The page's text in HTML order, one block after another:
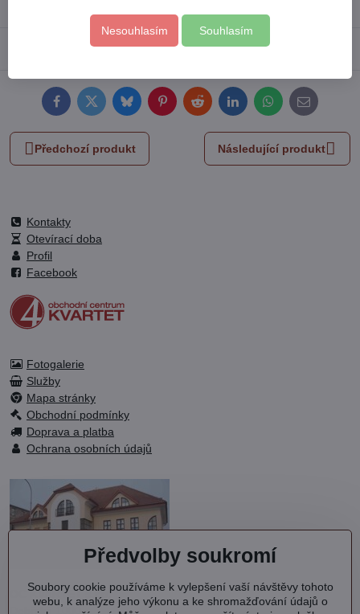
FacebookTwitterBlueskyPinterestRedditLinkedInWhatsApp
E-
mail
Předchozí produkt Následující produkt
Kontakty
Otevírací doba
Profil
Facebook
Fotogalerie
Služby
Mapa stránky
Obchodní podmínky
Doprava a platba
Ochrana osobních údajů
OC KVARTET s.r.o.
Debřská 1000
Předvolby soukromí
Soubory cookie používáme k vylepšení vaší návštěvy tohoto
webu, k analýze jeho výkonu a ke shromažďování údajů o
Nesouhlasím Souhlasím